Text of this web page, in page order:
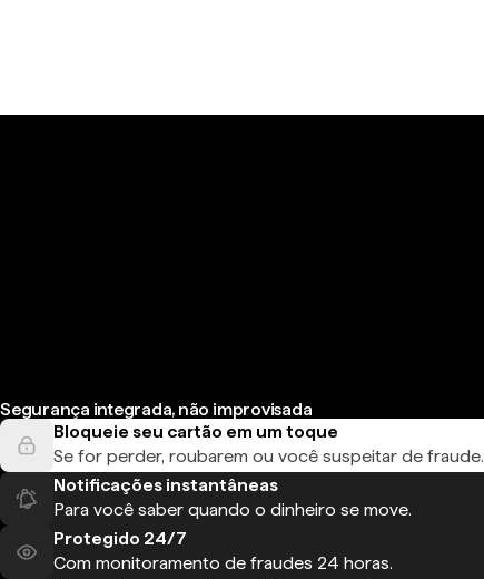
Segurança integrada, não improvisada
Bloqueie seu cartão em um toque
Se for perder, roubarem ou você suspeitar de fraude.
Notificações instantâneas
Para você saber quando o dinheiro se move.
Protegido 24/7
Com monitoramento de fraudes 24 horas.